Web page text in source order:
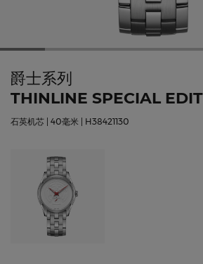
爵士系列
THINLINE SPECIAL
石英机芯 | 40毫米 | H38421130